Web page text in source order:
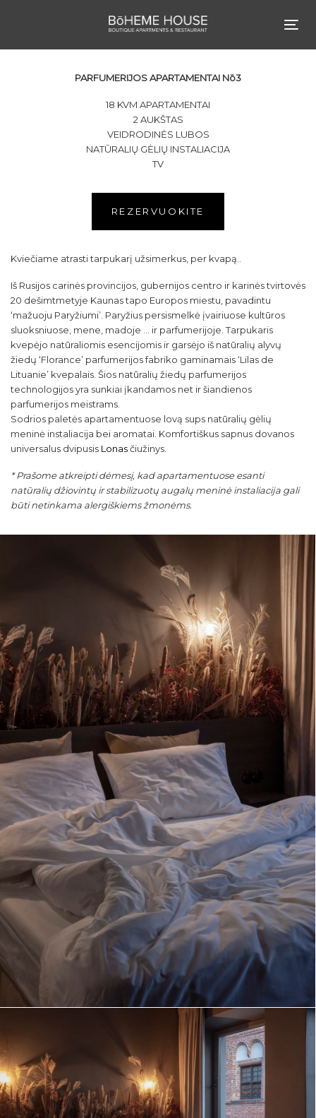
PARFUMERIJOS APARTAMENTAI Nō3
18 KVM APARTAMENTAI
2 AUKŠTAS
VEIDRODINĖS LUBOS
NATŪRALIŲ GĖLIŲ INSTALIACIJA
TV
REZERVUOKITE
Kviečiame atrasti tarpukarį užsimerkus, per kvapą..
Iš Rusijos carinės provincijos, gubernijos centro ir karinės tvirtovės
20 dešimtmetyje Kaunas tapo Europos miestu, pavadintu
‘mažuoju Paryžiumi’. Paryžius persismelkė įvairiuose kultūros
sluoksniuose, mene, madoje … ir parfumerijoje. Tarpukaris
kvepėjo natūraliomis esencijomis ir garsėjo iš natūralių alyvų
žiedų ‘Florance’ parfumerijos fabriko gaminamais ‘Lilas de
Lituanie’ kvepalais. Šios natūralių žiedų parfumerijos
technologijos yra sunkiai įkandamos net ir šiandienos
parfumerijos meistrams.
Sodrios paletės apartamentuose lovą sups natūralių gėlių
meninė instaliacija bei aromatai. Komfortiškus sapnus dovanos
universalus dvipusis Lonasčiužinys.
* Prašome atkreipti dėmesį, kad apartamentuose esanti
natūralių džiovintų ir stabilizuotų augalų meninė instaliacija gali
būti netinkama alergiškiems žmonėms.